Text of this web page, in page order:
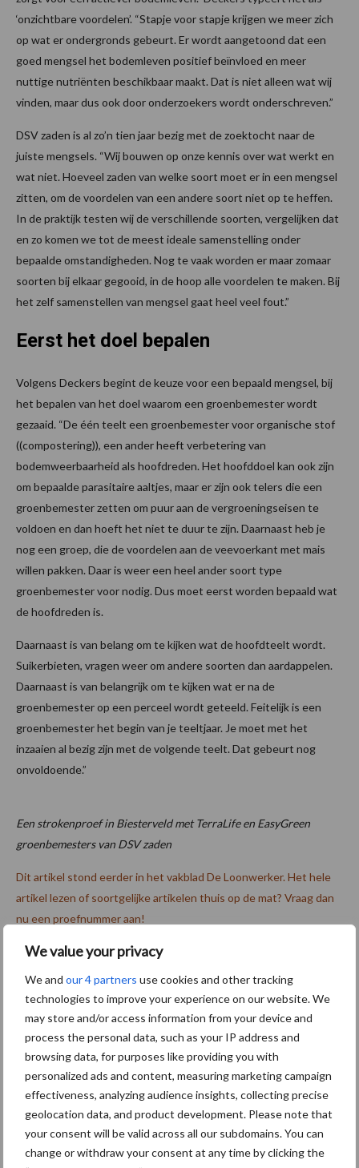
We value your privacy
We and our 4 partners use cookies and other tracking
technologies to improve your experience on our website. We
may store and/or access information from your device and
process the personal data, such as your IP address and
browsing data, for purposes like providing you with
personalized ads and content, measuring marketing campaign
effectiveness, analyzing audience insights, collecting precise
geolocation data, and product development. Please note that
your consent will be valid across all our subdomains. You can
change or withdraw your consent at any time by clicking the
‘onzichtbare voordelen’. “Stapje voor stapje krijgen we meer zich
op wat er ondergronds gebeurt. Er wordt aangetoond dat een
goed mengsel het bodemleven positief beïnvloed en meer
nuttige nutriënten beschikbaar maakt. Dat is niet alleen wat wij
vinden, maar dus ook door onderzoekers wordt onderschreven.”
DSV zaden is al zo’n tien jaar bezig met de zoektocht naar de
juiste mengsels. “Wij bouwen op onze kennis over wat werkt en
wat niet. Hoeveel zaden van welke soort moet er in een mengsel
zitten, om de voordelen van een andere soort niet op te heffen.
In de praktijk testen wij de verschillende soorten, vergelijken dat
en zo komen we tot de meest ideale samenstelling onder
bepaalde omstandigheden. Nog te vaak worden er maar zomaar
soorten bij elkaar gegooid, in de hoop alle voordelen te maken. Bij
het zelf samenstellen van mengsel gaat heel veel fout.”
Eerst het doel bepalen
Volgens Deckers begint de keuze voor een bepaald mengsel, bij
het bepalen van het doel waarom een groenbemester wordt
gezaaid. “De één teelt een groenbemester voor organische stof
((compostering)), een ander heeft verbetering van
bodemweerbaarheid als hoofdreden. Het hoofddoel kan ook zijn
om bepaalde parasitaire aaltjes, maar er zijn ook telers die een
groenbemester zetten om puur aan de vergroeningseisen te
voldoen en dan hoeft het niet te duur te zijn. Daarnaast heb je
nog een groep, die de voordelen aan de veevoerkant met mais
willen pakken. Daar is weer een heel ander soort type
groenbemester voor nodig. Dus moet eerst worden bepaald wat
de hoofdreden is.
Daarnaast is van belang om te kijken wat de hoofdteelt wordt.
Suikerbieten, vragen weer om andere soorten dan aardappelen.
Daarnaast is van belangrijk om te kijken wat er na de
groenbemester op een perceel wordt geteeld. Feitelijk is een
groenbemester het begin van je teeltjaar. Je moet met het
inzaaien al bezig zijn met de volgende teelt. Dat gebeurt nog
onvoldoende.”
Een strokenproef in Biesterveld met TerraLife en EasyGreen
groenbemesters van DSV zaden
Dit artikel stond eerder in het vakblad De Loonwerker. Het hele
artikel lezen of soortgelijke artikelen thuis op de mat? Vraag dan
nu een proefnummer aan!
Tekst: Martin de Vries
Meer artikelen over
“Hoge verwachtingen van
schijven voor kouters”
Nieuwe compacte